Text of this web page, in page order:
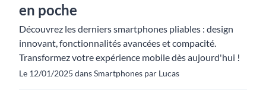
en poche
Découvrez les derniers smartphones pliables : design
innovant, fonctionnalités avancées et compacité.
Transformez votre expérience mobile dès aujourd'hui !
Le 12/01/2025 dans Smartphones par Lucas